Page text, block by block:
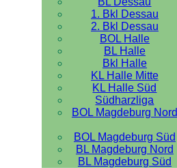
1. Bkl Dessau
2. Bkl Dessau
BOL Halle
BL Halle
Bkl Halle
KL Halle Mitte
KL Halle Süd
Südharzliga
BOL Magdeburg Nord
BOL Magdeburg Süd
BL Magdeburg Nord
BL Magdeburg Süd